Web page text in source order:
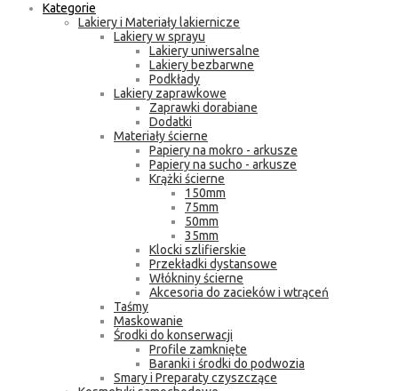
Kategorie
Lakiery i Materiały lakiernicze
Lakiery w sprayu
Lakiery uniwersalne
Lakiery bezbarwne
Podkłady
Lakiery zaprawkowe
Zaprawki dorabiane
Dodatki
Materiały ścierne
Papiery na mokro - arkusze
Papiery na sucho - arkusze
Krążki ścierne
150mm
75mm
50mm
35mm
Klocki szlifierskie
Przekładki dystansowe
Włókniny ścierne
Akcesoria do zacieków i wtrąceń
Taśmy
Maskowanie
Środki do konserwacji
Profile zamknięte
Baranki i środki do podwozia
Smary i Preparaty czyszczące